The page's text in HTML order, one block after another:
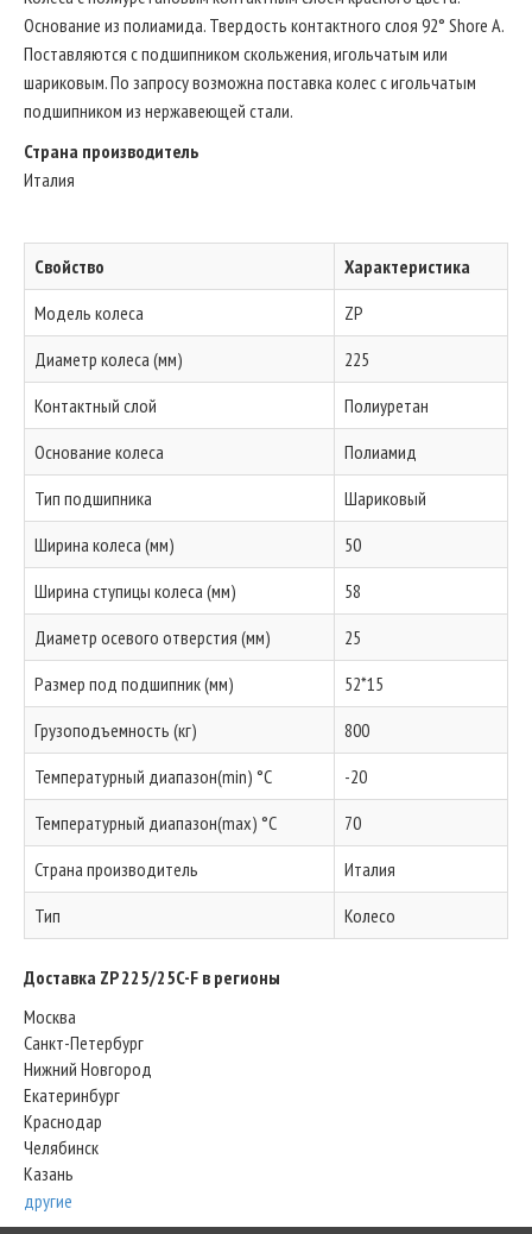
Основание из полиамида. Твердость контактного слоя 92° Shore A.
Поставляются с подшипником скольжения, игольчатым или
шариковым. По запросу возможна поставка колес с игольчатым
подшипником из нержавеющей стали.
Страна производитель
Италия
Свойство
Характеристика
Модель колеса
ZP
Диаметр колеса (мм)
225
Контактный слой
Полиуретан
Основание колеса
Полиамид
Тип подшипника
Шариковый
Ширина колеса (мм)
50
Ширина ступицы колеса (мм)
58
Диаметр осевого отверстия (мм)
25
Размер под подшипник (мм)
52*15
Грузоподъемность (кг)
800
Температурный диапазон(min) °C
-20
Температурный диапазон(max) °C
70
Страна производитель
Италия
Тип
Колесо
Доставка ZP 225/25C-F в регионы
Москва
Санкт-Петербург
Нижний Новгород
Екатеринбург
Краснодар
Челябинск
Казань
другие